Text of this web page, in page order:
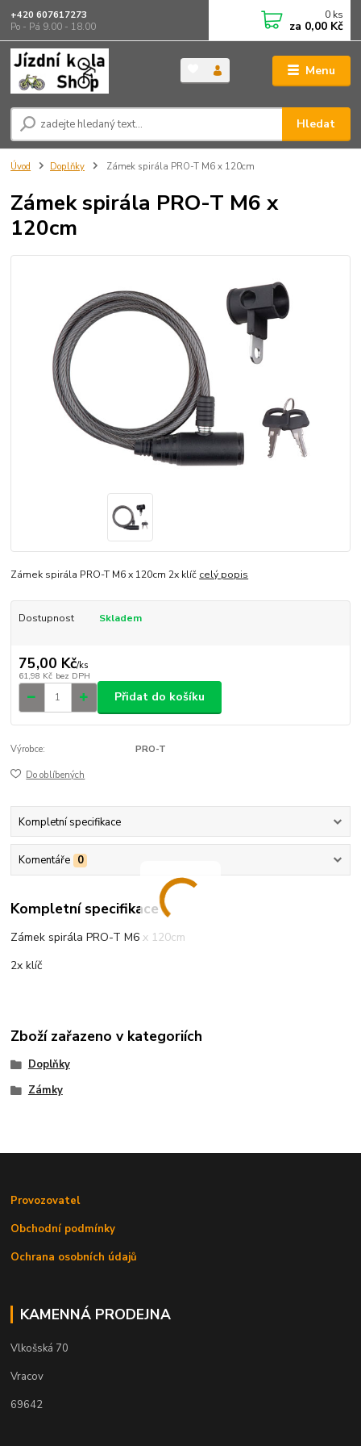
Menu
Hledat
+420 607617273
Po - Pá 9.00 - 18.00
0 ks
za 0,00 Kč
Úvod Doplňky Zámek spirála PRO-T M6 x 120cm
Zámek spirála PRO-T M6 x
120cm
Zámek spirála PRO-T M6 x 120cm 2x klíč celý popis
Dostupnost Skladem
75,00 Kč/ks
61,98 Kč bez DPH
Přidat do košíku
Výrobce: PRO-T
Do oblíbených
Kompletní specifikace
Komentáře 0
Kompletní specifikace
Zámek spirála PRO-T M6 x 120cm
2x klíč
Zboží zařazeno v kategoriích
Doplňky
Zámky
Provozovatel
Obchodní podmínky
Ochrana osobních údajů
KAMENNÁ PRODEJNA
Vlkošská 70
Vracov
69642